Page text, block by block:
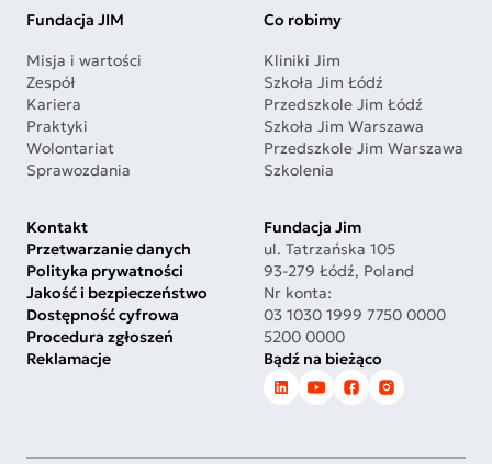
Fundacja JIM
Misja i wartości
Zespół
Kariera
Praktyki
Wolontariat
Sprawozdania
Co robimy
Kliniki Jim
Szkoła Jim Łódź
Przedszkole Jim Łódź
Szkoła Jim Warszawa
Przedszkole Jim Warszawa
Szkolenia
Kontakt
Przetwarzanie danych
Polityka prywatności
Jakość i bezpieczeństwo
Dostępność cyfrowa
Procedura zgłoszeń
Reklamacje
Fundacja Jim
ul. Tatrzańska 105
93-279 Łódź, Poland
Nr konta:
03 1030 1999 7750 0000
5200 0000
Bądź na bieżąco